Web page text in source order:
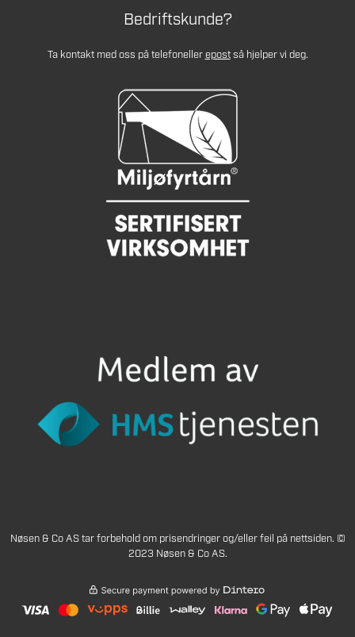
Bedriftskunde?
Ta kontakt med oss på telefonellerepostså hjelper vi deg.
Nøsen & Co AS tar forbehold om prisendringer og/eller feil på nettsiden. ©
2023 Nøsen & Co AS.